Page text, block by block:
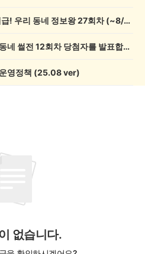
💸 전원 2,000캐시 지급! 우리 동네 정보왕 27회차 (~8/10)
💰[당첨자 발표] 우리 동네 썰전 12회차 당첨자를 발표합니다!
영정책 (25.08 ver)
없습니다.